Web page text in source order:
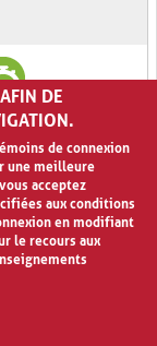
permettant
d’une
aux
de manière
DE
de connexion
une meilleure
acceptez
aux conditions
en modifiant
le recours aux